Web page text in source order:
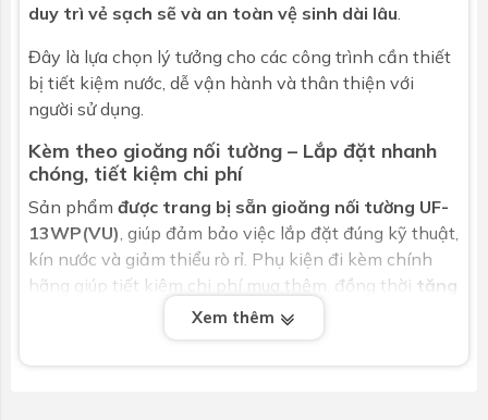
duy trì vẻ sạch sẽ và an toàn vệ sinh dài lâu
Đây là lựa chọn lý tưởng cho các công trình cần thiết
bị tiết kiệm nước, dễ vận hành và thân thiện với
người sử dụng.
Kèm theo gioăng nối tường – Lắp đặt nhanh
chóng, tiết kiệm chi phí
Sản phẩm được trang bị sẵn gioăng nối tường UF-
13WP(VU) , giúp đảm bảo việc lắp đặt đúng kỹ thuật,
kín nước và giảm thiểu rò rỉ. Phụ kiện đi kèm chính
hãng giúp tiết kiệm chi phí mua thêm, đồng thời tăng
độ bền và ổn định trong quá trình sử dụng lâu dài
Câu hỏi thường gặp về Bồn tiểu nam INAX U-
Xem thêm